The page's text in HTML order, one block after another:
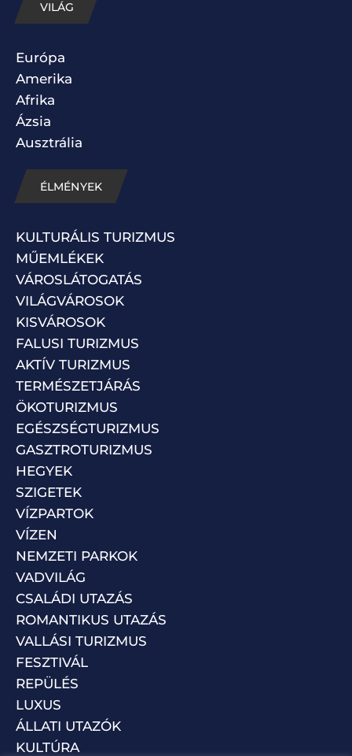
VILÁG
Európa
Amerika
Afrika
Ázsia
Ausztrália
ÉLMÉNYEK
KULTURÁLIS TURIZMUS
MŰEMLÉKEK
VÁROSLÁTOGATÁS
VILÁGVÁROSOK
KISVÁROSOK
FALUSI TURIZMUS
AKTÍV TURIZMUS
TERMÉSZETJÁRÁS
ÖKOTURIZMUS
EGÉSZSÉGTURIZMUS
GASZTROTURIZMUS
HEGYEK
SZIGETEK
VÍZPARTOK
VÍZEN
NEMZETI PARKOK
VADVILÁG
CSALÁDI UTAZÁS
ROMANTIKUS UTAZÁS
VALLÁSI TURIZMUS
FESZTIVÁL
REPÜLÉS
LUXUS
ÁLLATI UTAZÓK
KULTÚRA